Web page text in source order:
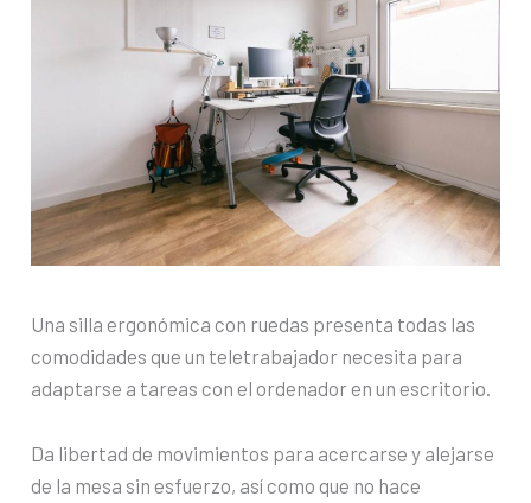
Una silla ergonómica con ruedas presenta todas las
comodidades que un teletrabajador necesita para
adaptarse a tareas con el ordenador en un escritorio.
Da libertad de movimientos para acercarse y alejarse
de la mesa sin esfuerzo, así como que no hace